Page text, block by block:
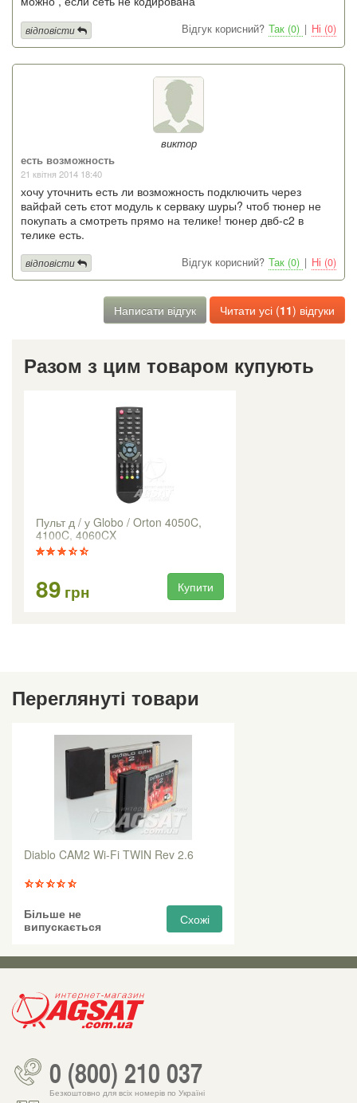
Відгук корисний? Так (0) | Ні (0)
відповісти
виктор
есть возможность
21 квітня 2014 18:40
хочу уточнить есть ли возможность подключить через
вайфай сеть єтот модуль к серваку шуры? чтоб тюнер не
покупать а смотреть прямо на телике! тюнер двб-с2 в
телике есть.
Відгук корисний? Так (0) | Ні (0)
відповісти
Написати відгук Читати усі (11) відгуки
Разом з цим товаром купують
Пульт д / у Globo / Orton 4050C,
4100C, 4060CX
89 грн Купити
Переглянуті товари
Diablo CAM2 Wi-Fi TWIN Rev 2.6
Більше не
випускається
Схожі
0 (800) 210 037
Безкоштовно для всіх номерів по Україні